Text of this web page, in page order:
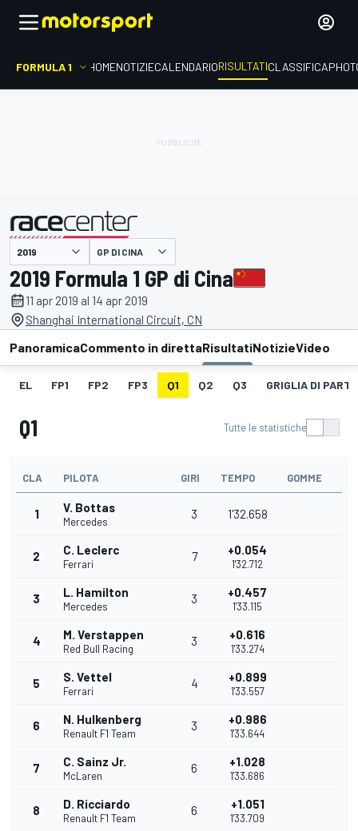
FORMULA 1 HOMENOTIZIECALENDARIORISULTATICLASSIFICA
presentato da GP DI CINA
2019 Formula 1 GP di Cina
11 apr 2019 al 14 apr 2019
Shanghai International Circuit, CN
PanoramicaCommento in direttaRisultatiNotizieVideo
EL FP1 FP2 FP3 Q1 Q2 Q3 GRIGLIA DI
Q1 Tutte le statistiche
CLA PILOTA GIRI TEMPO GOMME
1 V. Bottas
Mercedes
3 1'32.658
2 C. Leclerc
Ferrari
7 +0.054
1'32.712
3 L. Hamilton
Mercedes
3 +0.457
1'33.115
4 M. Verstappen
Red Bull Racing
3 +0.616
1'33.274
5 S. Vettel
Ferrari
4 +0.899
1'33.557
6 N. Hulkenberg
Renault F1 Team
3 +0.986
1'33.644
7 C. Sainz Jr.
McLaren
6 +1.028
1'33.686
8 D. Ricciardo
Renault F1 Team
6 +1.051
1'33.709